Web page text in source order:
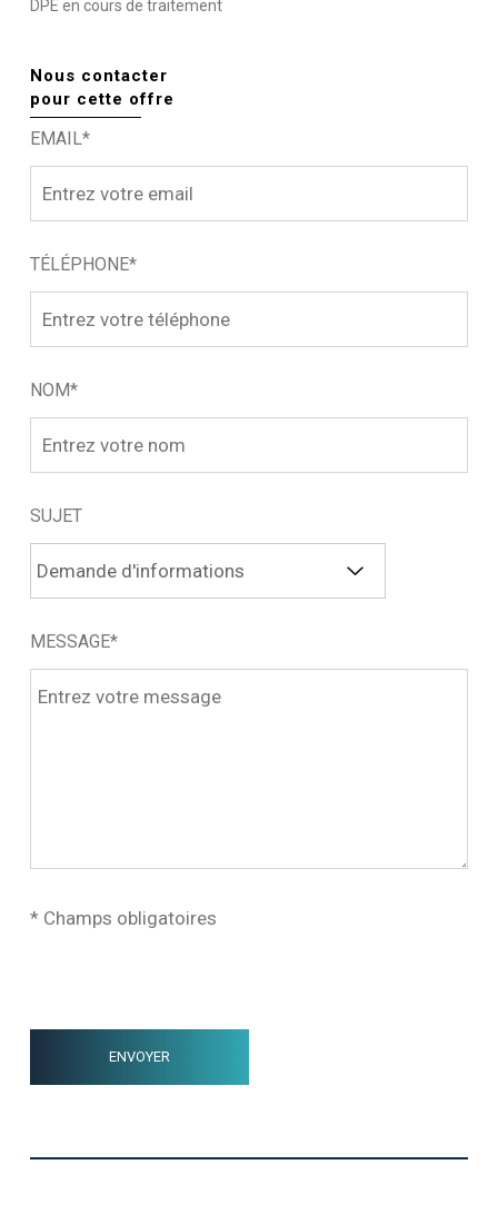
DPE en cours de traitement
Nous contacter
pour cette offre
EMAIL*
TÉLÉPHONE*
NOM*
SUJET
MESSAGE*
* Champs obligatoires